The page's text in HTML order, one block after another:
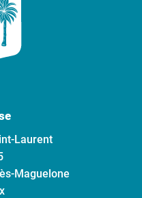
Laurent
Maguelone